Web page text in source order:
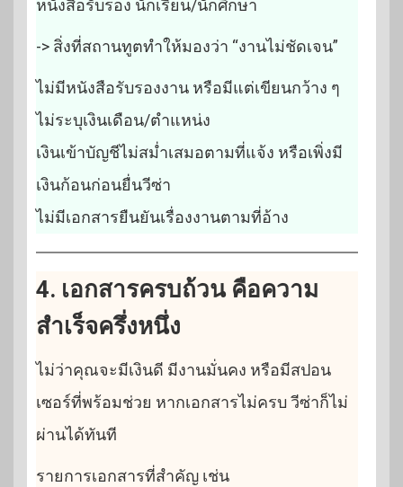
หนังสือรับรอง นักเรียน/นักศึกษา
-> สิ่งที่สถานทูตทำให้มองว่า “งานไม่ชัดเจน”
ไม่มีหนังสือรับรองงาน หรือมีแต่เขียนกว้าง ๆ
ไม่ระบุเงินเดือน/ตำแหน่ง
เงินเข้าบัญชีไม่สม่ำเสมอตามที่แจ้ง หรือเพิ่งมี
เงินก้อนก่อนยื่นวีซ่า
ไม่มีเอกสารยืนยันเรื่องงานตามที่อ้าง
4. เอกสารครบถ้วน คือความ
สำเร็จครึ่งหนึ่ง
ไม่ว่าคุณจะมีเงินดี มีงานมั่นคง หรือมีสปอน
เซอร์ที่พร้อมช่วย หากเอกสารไม่ครบ วีซ่าก็ไม่
ผ่านได้ทันที
รายการเอกสารที่สำคัญ เช่น